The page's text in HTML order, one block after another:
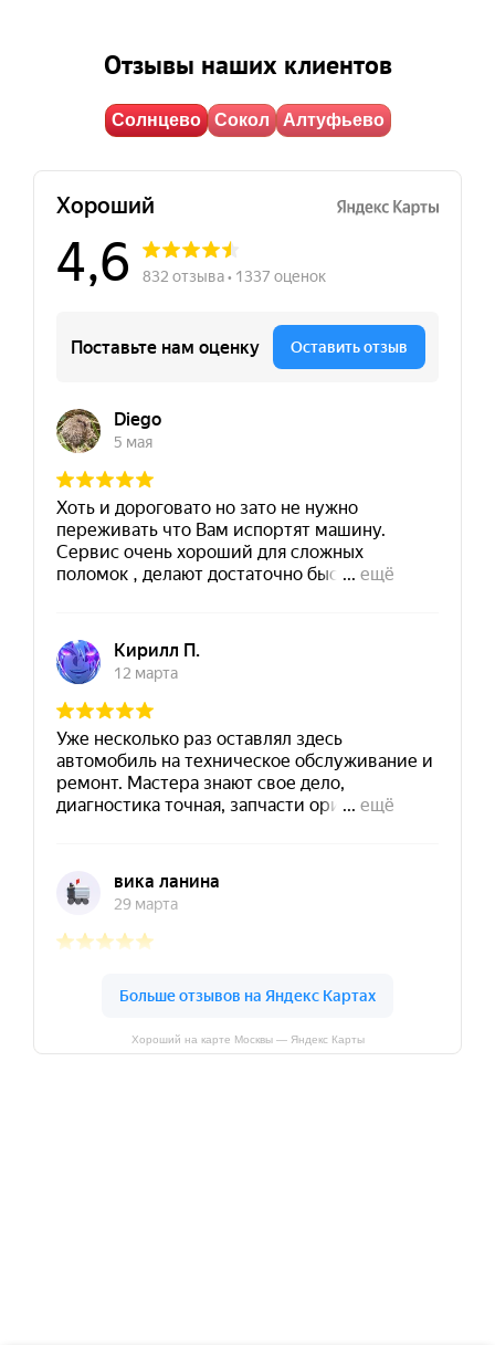
Отзывы наших клиентов
Солнцево Сокол Алтуфьево
Хороший на карте Москвы — Яндекс Карты